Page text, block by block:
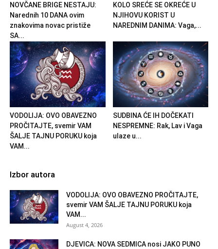
NOVČANE BRIGE NESTAJU:
Narednih 10 DANA ovim
znakovima novac pristiže
SA...
KOLO SREĆE SE OKREĆE U
NJIHOVU KORIST U
NAREDNIM DANIMA: Vaga,...
VODOLIJA: OVO OBAVEZNO
PROČITAJTE, svemir VAM
ŠALJE TAJNU PORUKU koja
VAM...
SUDBINA ĆE IH DOČEKATI
NESPREMNE: Rak, Lav i Vaga
ulaze u...
Izbor autora
VODOLIJA: OVO OBAVEZNO PROČITAJTE,
svemir VAM ŠALJE TAJNU PORUKU koja
VAM...
August 4, 2026
DJEVICA: NOVA SEDMICA nosi JAKO PUNO